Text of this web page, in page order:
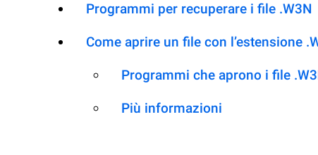
Programmi per recuperare i file .W3N
Come aprire un file con l’estensione
Programmi che aprono i file
Più informazioni